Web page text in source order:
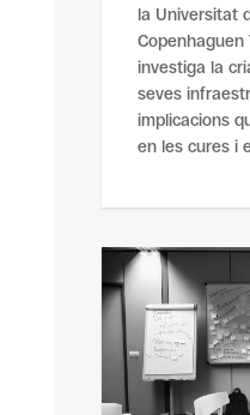
la Universitat
Copenhaguen
investiga la
seves
implicacions
en les cures i